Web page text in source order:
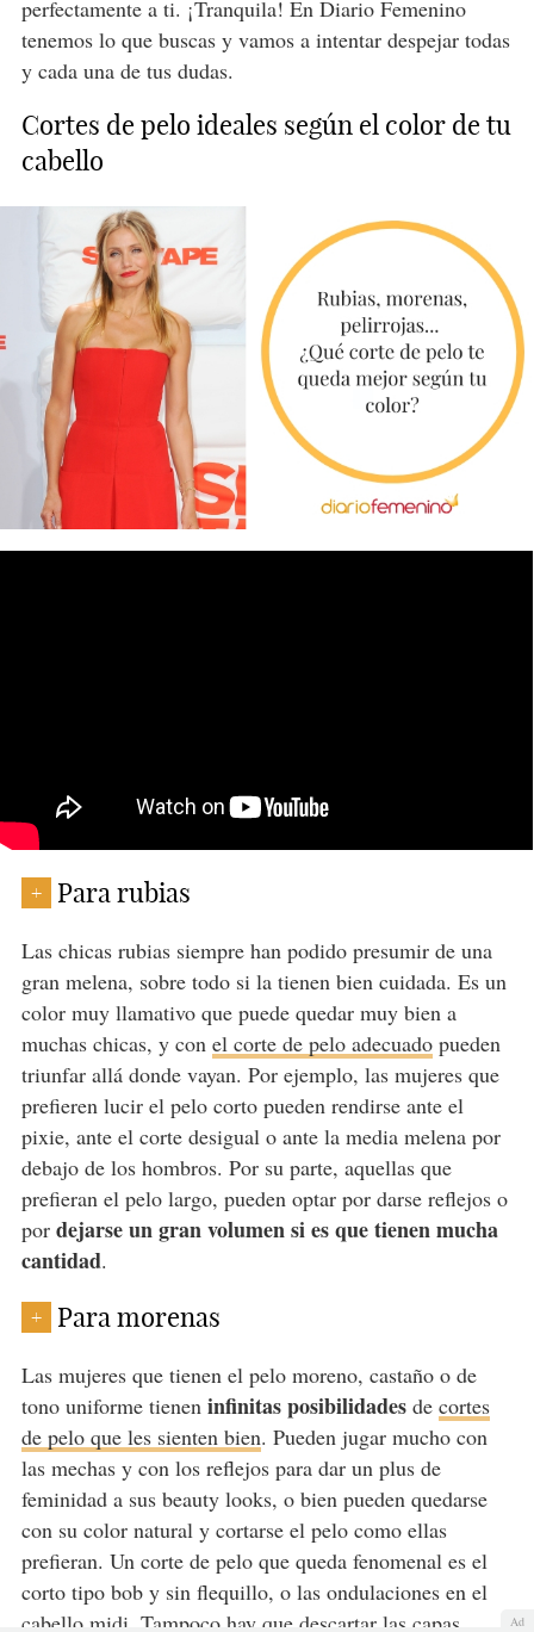
perfectamente a ti. ¡Tranquila! En Diario Femenino
tenemos lo que buscas y vamos a intentar despejar todas
y cada una de tus dudas.
Cortes de pelo ideales según el color de tu
cabello
+ Para rubias
Las chicas rubias siempre han podido presumir de una
gran melena, sobre todo si la tienen bien cuidada. Es un
color muy llamativo que puede quedar muy bien a
muchas chicas, y con el corte de pelo adecuadopueden
triunfar allá donde vayan. Por ejemplo, las mujeres que
prefieren lucir el pelo corto pueden rendirse ante el
pixie, ante el corte desigual o ante la media melena por
debajo de los hombros. Por su parte, aquellas que
prefieran el pelo largo, pueden optar por darse reflejos o
por dejarse un gran volumen si es que tienen mucha
cantidad.
+ Para morenas
Las mujeres que tienen el pelo moreno, castaño o de
tono uniforme tienen infinitas posibilidadesde cortes
de pelo que les sienten bien. Pueden jugar mucho con
las mechas y con los reflejos para dar un plus de
feminidad a sus beauty looks, o bien pueden quedarse
con su color natural y cortarse el pelo como ellas
prefieran. Un corte de pelo que queda fenomenal es el
corto tipo bob y sin flequillo, o las ondulaciones en el
cabello midi. Tampoco hay que descartar las capas
Ad